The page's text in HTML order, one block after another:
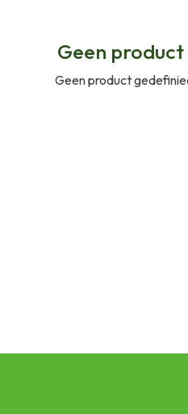
Geen
Geen product